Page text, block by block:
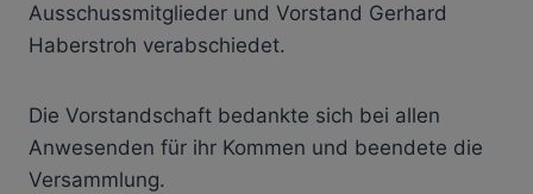
Ausschussmitglieder und Vorstand Gerhard
Haberstroh verabschiedet.
Die Vorstandschaft bedankte sich bei allen
Anwesenden für ihr Kommen und beendete die
Versammlung.